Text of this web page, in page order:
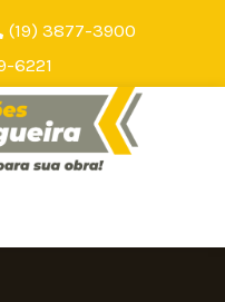
(19) 3877-3900
6221